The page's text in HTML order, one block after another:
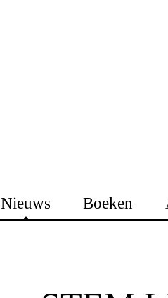
Nieuws Boeken